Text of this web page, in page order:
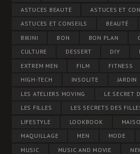
ASTUCES BEAUTÉ
ASTUCES ET
ASTUCES ET CONSEILS
BEAUTÉ
BIKINI
BON BON PLAN
CULTURE
DESSERT DIY
EXTREM MEN
FILM FITNESS
HIGH-TECH
INSOLITE
JARDIN
LES ATELIERS MOVING
LE SECRET
LES FILLES
LES SECRETS DES
LIFESTYLE
LOOKBOOK
MAQUILLAGE
MEN MODE
MUSIC
MUSIC AND MOVIE